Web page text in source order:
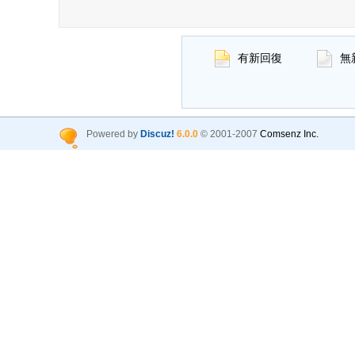
有新回復 無
Powered by Discuz! 6.0.0© 2001-2007 Comsenz Inc.